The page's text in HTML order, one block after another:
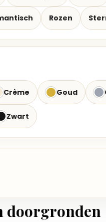
Rozen
Crème Goud
Zwart
doorgronden